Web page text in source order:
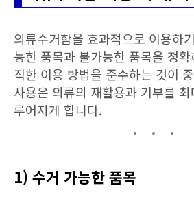
의류수거함을 효과적으로 이용하
능한 품목과 불가능한 품목을 정
직한 이용 방법을 준수하는 것이
사용은 의류의 재활용과 기부를
루어지게 합니다.
1) 수거 가능한 품목